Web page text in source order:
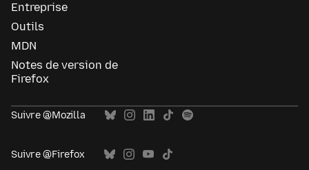
Entreprise
Outils
MDN
Notes de version de
Firefox
Suivre @Mozilla
Suivre @Firefox